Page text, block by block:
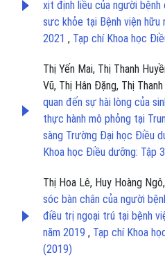
xịt định liều của người
sưc khỏe tại Bệnh viện hữu
2021 , Tạp chí Khoa học
Thị Yến Mai, Thị Thanh
Vũ, Thị Hân Đặng, Thị
quan đến sự hài lòng của
thực hành mô phỏng tại
sàng Trường Đại học Điều
Khoa học Điều dưỡng: Tập
Thị Hoa Lê, Huy Hoàng Ngô,
sóc bàn chân của người
điều trị ngoại trú tại bệnh
năm 2019 , Tạp chí Khoa
(2019)